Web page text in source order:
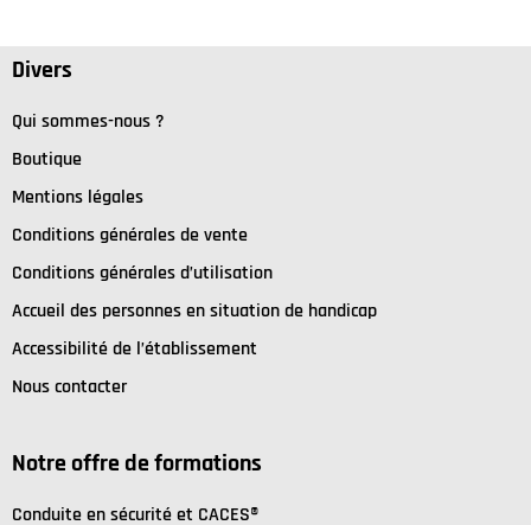
Divers
Qui sommes-nous ?
Boutique
Mentions légales
Conditions générales de vente
Conditions générales d’utilisation
Accueil des personnes en situation de handicap
Accessibilité de l’établissement
Nous contacter
Notre offre de formations
Conduite en sécurité et CACES®